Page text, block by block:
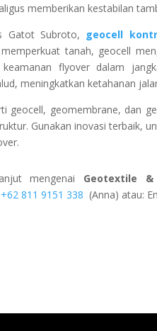
memberikan kestabilan
Gatot Subroto, geocell
tanah, geocell
flyover dalam
meningkatkan ketahanan
geocell, geomembrane, dan
Gunakan inovasi terbaik,
mengenai Geotextile
+62 811 9151 338 (Anna) atau: